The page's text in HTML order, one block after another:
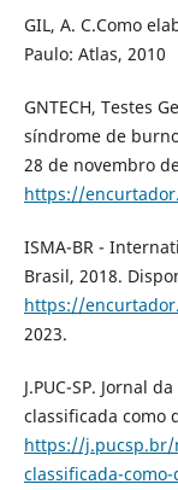
GIL, A. C.Como
Paulo: Atlas, 2010
GNTECH, Testes
síndrome de
28 de novembro
https://
ISMA-BR -
Brasil, 2018.
https://
2023.
J.PUC-SP. Jornal
classificada como
https://j.pucsp.br/
classificada-